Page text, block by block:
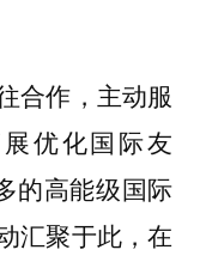
合作，主动服
优化国际友
的高能级国际
汇聚于此，在